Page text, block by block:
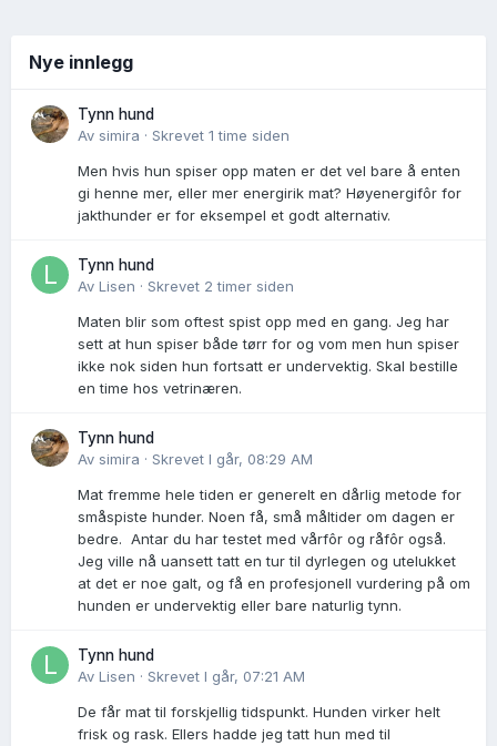
Nye innlegg
Tynn hund
Av simira · Skrevet 1 time siden
Men hvis hun spiser opp maten er det vel bare å enten
gi henne mer, eller mer energirik mat? Høyenergifôr for
jakthunder er for eksempel et godt alternativ.
Tynn hund
Av Lisen · Skrevet 2 timer siden
Maten blir som oftest spist opp med en gang. Jeg har
sett at hun spiser både tørr for og vom men hun spiser
ikke nok siden hun fortsatt er undervektig. Skal bestille
en time hos vetrinæren.
Tynn hund
Av simira · Skrevet I går, 08:29 AM
Mat fremme hele tiden er generelt en dårlig metode for
småspiste hunder. Noen få, små måltider om dagen er
bedre. Antar du har testet med vårfôr og råfôr også.
Jeg ville nå uansett tatt en tur til dyrlegen og utelukket
at det er noe galt, og få en profesjonell vurdering på om
hunden er undervektig eller bare naturlig tynn.
Tynn hund
Av Lisen · Skrevet I går, 07:21 AM
De får mat til forskjellig tidspunkt. Hunden virker helt
frisk og rask. Ellers hadde jeg tatt hun med til